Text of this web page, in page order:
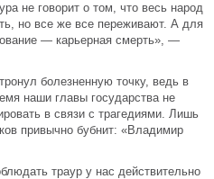
не говорит о том, что весь народ
но все же все переживают. А для
— карьерная смерть», —
болезненную точку, ведь в
наши главы государства не
в связи с трагедиями. Лишь
привычно бубнит: «Владимир
траур у нас действительно